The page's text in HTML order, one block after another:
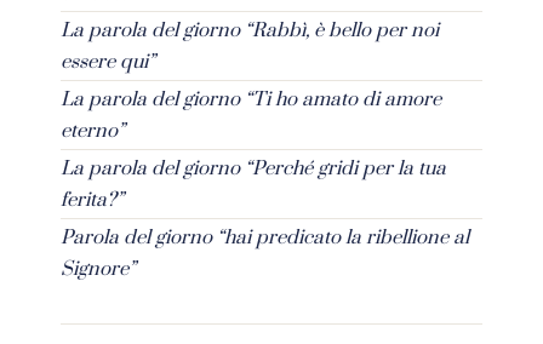
La parola del giorno “Rabbì, è bello per noi
essere qui”
La parola del giorno “Ti ho amato di amore
eterno”
La parola del giorno “Perché gridi per la tua
ferita?”
Parola del giorno “hai predicato la ribellione al
Signore”